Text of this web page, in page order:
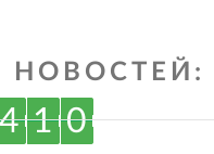
НОВОСТЕЙ:
4 1 0